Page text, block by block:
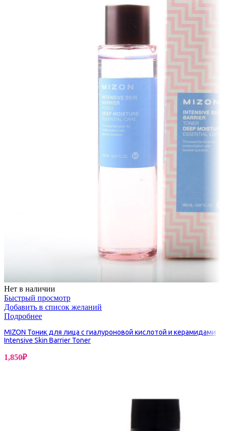
Нет в наличии
Быстрый просмотр
Добавить в список желаний
Подробнее
MIZON Тоник для лица с гиалуроновой кислотой и керамидами
Intensive Skin Barrier Toner
1,850₽